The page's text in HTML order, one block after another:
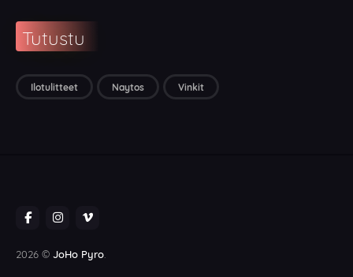
Tutustu
Ilotulitteet Naytos Vinkit
2026 © JoHo Pyro